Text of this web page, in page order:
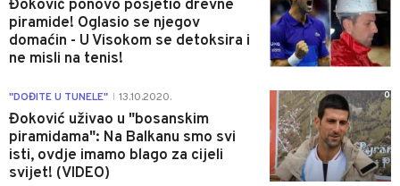
Đoković ponovo posjetio drevne
piramide! Oglasio se njegov
domaćin - U Visokom se detoksira i
ne misli na tenis!
"DOĐITE U TUNELE" 13.10.2020.
Đoković uživao u "bosanskim
piramidama": Na Balkanu smo svi
isti, ovdje imamo blago za cijeli
svijet! (VIDEO)
0